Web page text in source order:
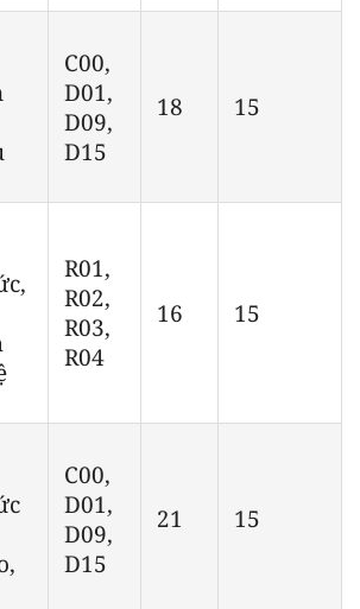
C00,
D01,
D09,
D15
18 15
R01,
R02,
R03,
R04
16 15
C00,
D01,
D09,
D15
21 15